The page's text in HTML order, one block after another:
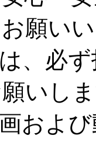
願い
、必
いし
およ